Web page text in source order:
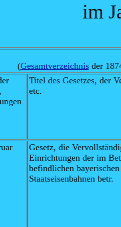
im
(Gesamtverzeichnisder
Titel des Gesetzes, der
etc.
Gesetz, die
Einrichtungen der im
befindlichen bayerischen
Staatseisenbahnen betr.